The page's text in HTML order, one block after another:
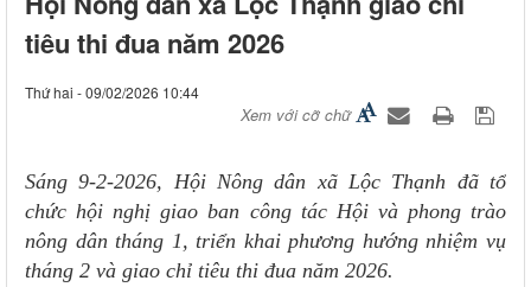
tiêu thi đua năm 2026
Thứ hai - 09/02/2026 10:44
Xem với cỡ chữ
Sáng 9-2-2026, Hội Nông dân xã Lộc Thạnh đã tổ
chức hội nghị giao ban công tác Hội và phong trào
nông dân tháng 1, triển khai phương hướng nhiệm vụ
tháng 2 và giao chỉ tiêu thi đua năm 2026.